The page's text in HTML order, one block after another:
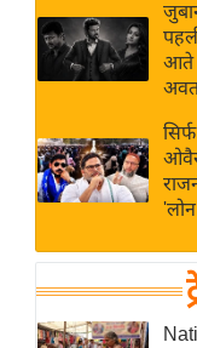
Hindi
Videos
IPL
2026
ई-पेपर
मिसाल
शख्सियत
यंग इंडिया
साहित्य
ऑटो वर्ल्ड
आते
'लोन